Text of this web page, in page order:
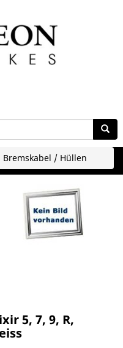
Bremskabel / Hüllen
5, 7, 9, R,